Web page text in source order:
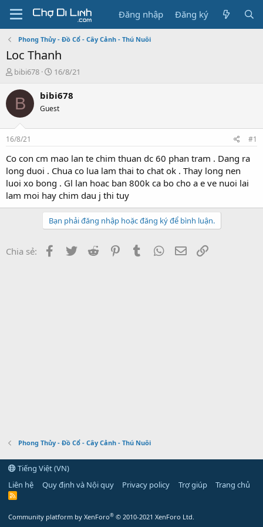
Đăng nhập Đăng ký
Phong Thủy - Đồ Cổ - Cây Cảnh - Thú Nuôi
Loc Thanh
T
r
a
s
t
a
t
e
r
bibi678
N
à
g
16/8/21
B bibi678
Guest
16/8/21 #1
Co con cm mao lan te chim thuan dc 60 phan tram . Dang ra
long duoi . Chua co lua lam thai to chat ok . Thay long nen
luoi xo bong . Gl lan hoac ban 800k ca bo cho a e ve nuoi lai
lam moi hay chim dau j thi tuy
Bạn phải đăng nhập hoặc đăng ký để bình luận.
Chia sẻ: Facebook
Twitter Reddit PinterestTumblr WhatsApp
Email
Phong Thủy - Đồ Cổ - Cây Cảnh - Thú Nuôi
Tiếng Việt (VN)
Liên hệ
Quy định và Nội quy Privacy policy Trợ giúp Trang chủ
R
Community platform by XenForo® © 2010-2021 XenForo Ltd.